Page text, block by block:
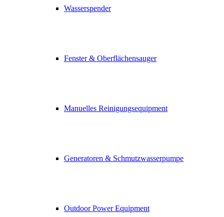
Wasserspender
Fenster & Oberflächensauger
Manuelles Reinigungsequipment
Generatoren & Schmutzwasserpumpe
Outdoor Power Equipment